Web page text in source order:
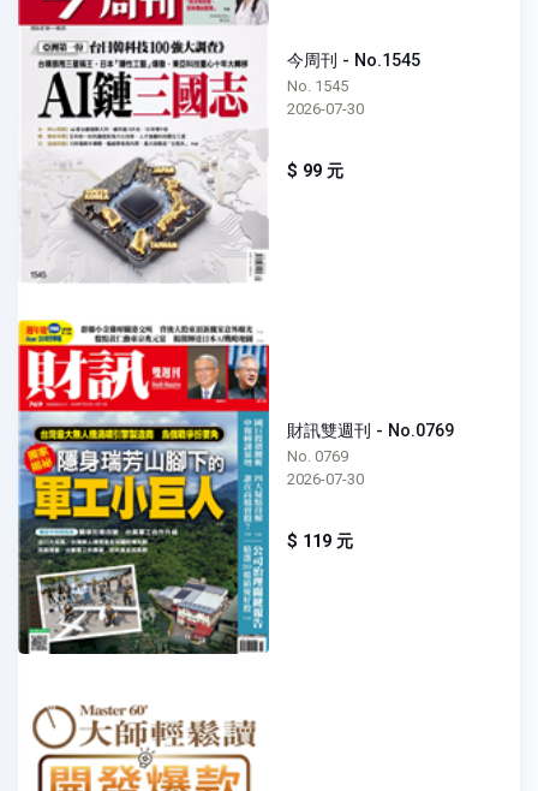
今周刊 - No.1545
No. 1545
2026-07-30
$ 99 元
財訊雙週刊 - No.0769
No. 0769
2026-07-30
$ 119 元